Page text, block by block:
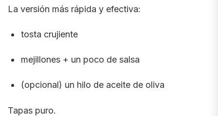
La versión más rápida y efectiva:
tosta crujiente
mejillones + un poco de salsa
(opcional) un hilo de aceite de oliva
Tapas puro.